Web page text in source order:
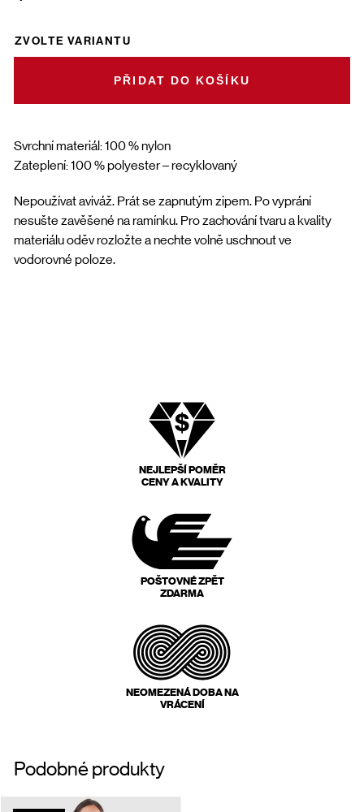
Svrchní materiál: 100 % nylon
Zateplení: 100 % polyester – recyklovaný
Nepoužívat aviváž. Prát se zapnutým zipem. Po vyprání
nesušte zavěšené na ramínku. Pro zachování tvaru a kvality
materiálu oděv rozložte a nechte volně uschnout ve
vodorovné poloze.
ZVOLTE VARIANTU
DO KOŠÍKU
NEJLEPŠÍ POMĚR
CENY A KVALITY
POŠTOVNÉ ZPĚT
ZDARMA
NEOMEZENÁ DOBA NA
VRÁCENÍ
Podobné produkty